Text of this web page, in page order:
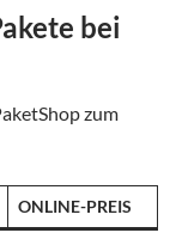
bei
zum
ONLINE-PREIS